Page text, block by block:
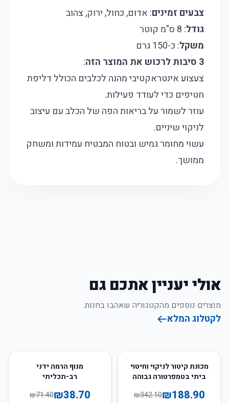
צבעים זמינים: אדום, כחול, ירוק, צהוב
גודל: 8 ס"מ קוטר
משקל: כ-150 גרם
3 סיבות לרכוש את המוצר הזה
:
צעצוע אינטראקטיבי מהנה לכלבים הכולל דליפת
חטיפים כדי לעודד פעילות.
עוזר לשמור על בריאות הפה של הכלב עם עיצוב
לניקוי שיניים.
עשוי מחומר גמיש ובטוח המבטיח עמידות ומשחק
ממושך.
אולי יעניין אתכם גם
מוצרים נוספים מהקטגוריה שאהבו בחנות.
לקטלוג המלא
45%מכונת קיטור לניקוי וחיטוי
ביתי בטמפרטורה גבוהה
₪188.90
₪342.10
מנוף הרמה ידני
רב-תכליתי
₪38.70
₪71.40